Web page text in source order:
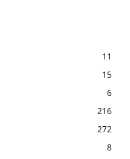
11
15
6
216
272
8